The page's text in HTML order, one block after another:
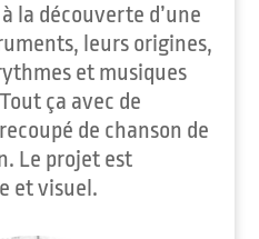
la découverte d’une
leurs origines,
et musiques
ça avec de
de chanson de
Le projet est
et visuel.